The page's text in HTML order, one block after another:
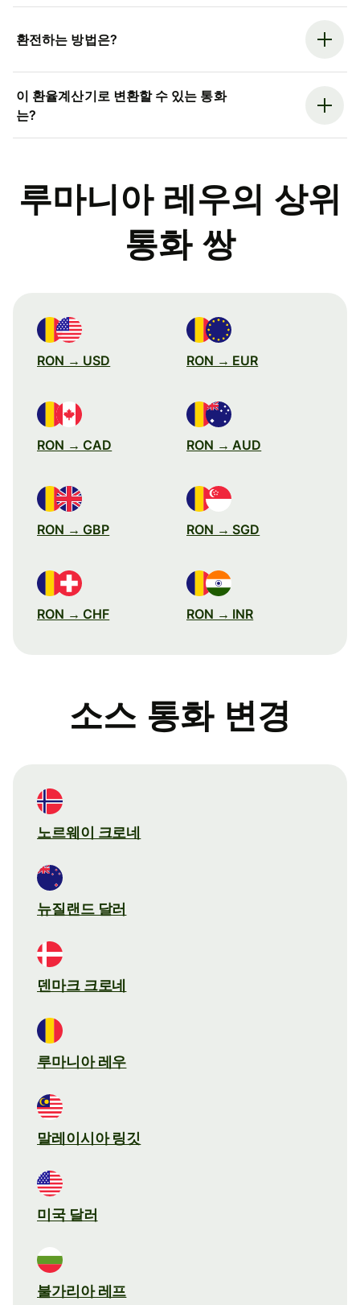
환전하는 방법은?
이 환율계산기로 변환할 수 있는 통화
는?
루마니아 레우의 상위
통화 쌍
RON → USD RON → EUR
RON → CAD RON → AUD
RON → GBP RON → SGD
RON → CHF RON → INR
소스 통화 변경
노르웨이 크로네
뉴질랜드 달러
덴마크 크로네
루마니아 레우
말레이시아 링깃
미국 달러
불가리아 레프